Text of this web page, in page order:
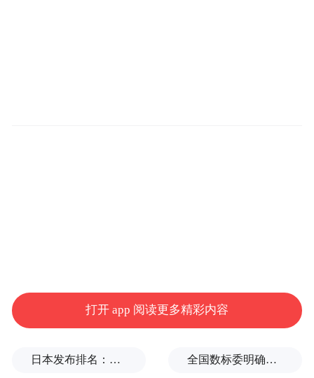
受冕洞高速太阳风和CME共同影响，预计3
磁暴，4月2日仍有出现小磁暴的可能，期间
打开 app 阅读更多精彩内容
日本发布排名：中国第1，日本第13 全国数标委明确：所谓“数据国家标准编制费”系冒名收取